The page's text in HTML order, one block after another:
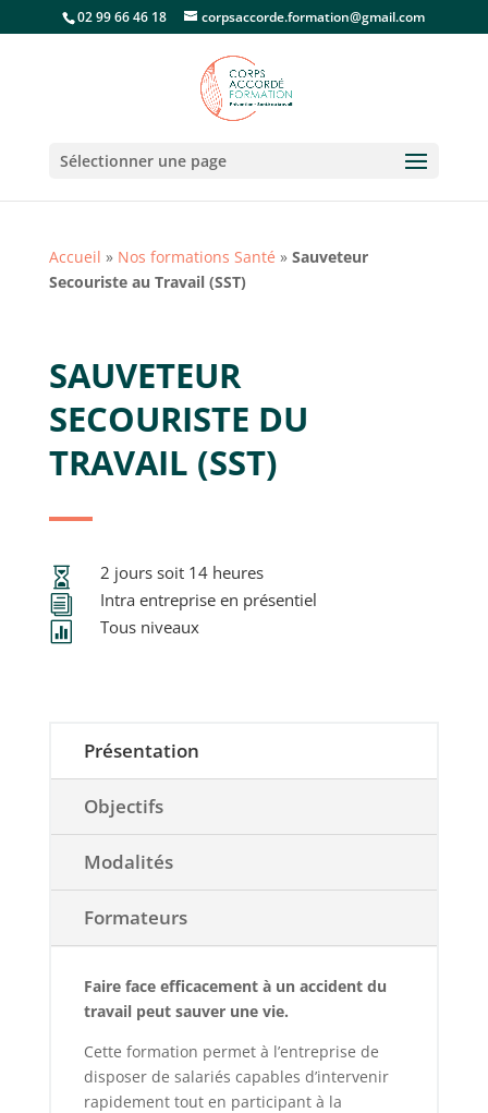
02 99 66 46 18 corpsaccorde.formation@gmail.com
Sélectionner une page
Accueil » Nos formations Santé » Sauveteur
Secouriste au Travail (SST)
SAUVETEUR
SECOURISTE DU
TRAVAIL (SST)
 2 jours soit 14 heures
i Intra entreprise en présentiel
 Tous niveaux
Présentation
Objectifs
Modalités
Formateurs
Faire face efficacement à un accident du
travail peut sauver une vie.
Cette formation permet à l’entreprise de
disposer de salariés capables d’intervenir
rapidement tout en participant à la